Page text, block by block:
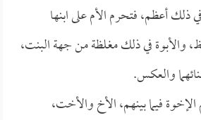
ذلك أعظم، فتحرم الأم على ابنها
والأبوة في ذلك مغلظة من جهة البنت،
والعكس.
فيما بينهم، الأخ والأخت،